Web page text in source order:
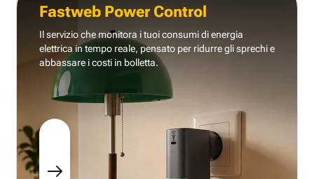
Fastweb Power Control
Il servizio che monitora i tuoi consumi di energia
elettrica in tempo reale, pensato per ridurre gli sprechi e
abbassare i costi in bolletta.